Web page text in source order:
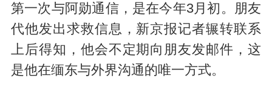
第一次与阿勋通信，是在今年3月初。朋友
代他发出求救信息，新京报记者辗转联系
上后得知，他会不定期向朋友发邮件，这
是他在缅东与外界沟通的唯一方式。